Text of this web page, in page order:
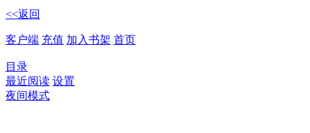
<<返回
客户端 充值 加入书架 首页
目录
最近阅读 设置
夜间模式